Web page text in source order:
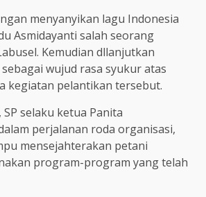
menyanyikan lagu Indonesia
Asmidayanti salah seorang
Kemudian dllanjutkan
sebagai wujud rasa syukur atas
kegiatan pelantikan tersebut.
selaku ketua Panita
perjalanan roda organisasi,
mensejahterakan petani
program-program yang telah